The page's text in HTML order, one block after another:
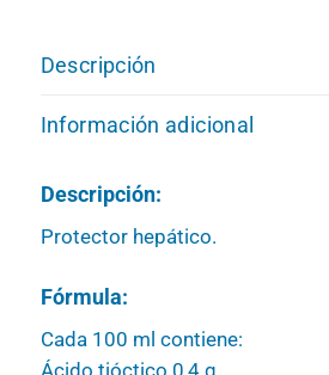
Descripción
Información adicional
Descripción:
Protector hepático.
Fórmula:
Cada 100 ml contiene: